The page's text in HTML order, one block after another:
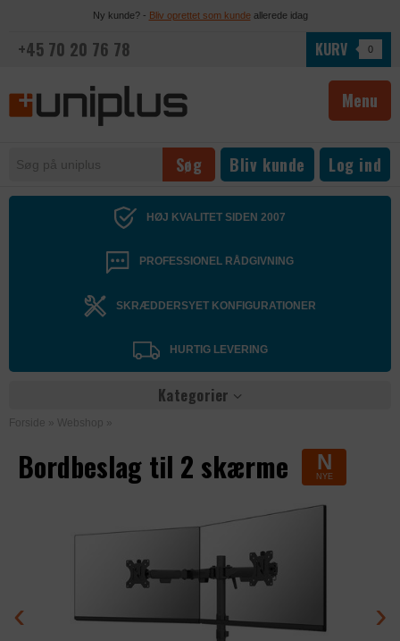
Ny kunde? - Bliv oprettet som kundeallerede idag
+45 70 20 76 78 KURV 0
Menu
Bliv kunde Log ind
HØJ KVALITET SIDEN 2007
PROFESSIONEL RÅDGIVNING
SKRÆDDERSYET KONFIGURATIONER
HURTIG LEVERING
Kategorier
Forside » Webshop »
Bordbeslag til 2 skærme N
NYE
‹ ›